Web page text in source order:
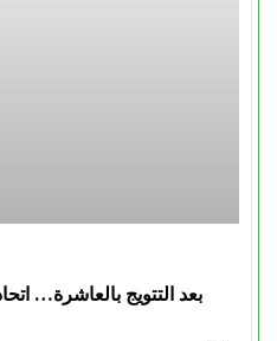
بعد التتويج بالعاشرة…